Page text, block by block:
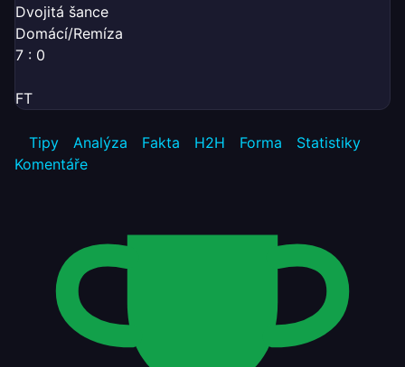
Dvojitá šance
Domácí/Remíza
7 : 0
FT
Tipy Analýza Fakta H2H Forma
Statistiky
Komentáře